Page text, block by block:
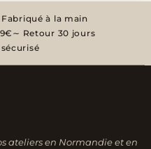
Fabriqué à la main
Retour 30 jours
ateliers en Normandie et en